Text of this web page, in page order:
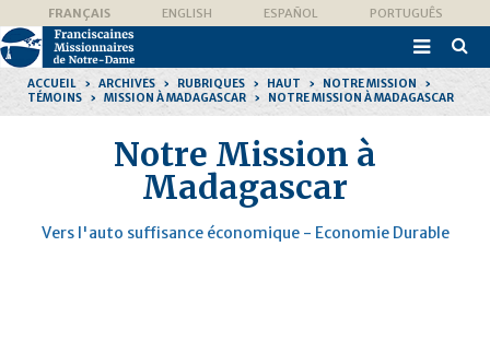
contenu.
|
Aller
navigation
personnelsFRANÇAIS ENGLISH ESPAÑOL PORTUGUÊS

ACCUEIL › ARCHIVES › RUBRIQUES › HAUT › NOTRE MISSION
›
TÉMOINS
› MISSION À MADAGASCAR › NOTRE MISSION À MADAGASCAR
Notre Mission à
Madagascar
Vers l'auto suffisance économique - Economie Durable